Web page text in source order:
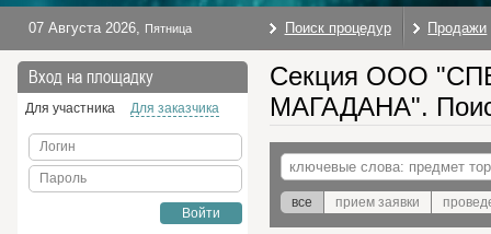
07 Августа 2026, Пятница Поиск процедур Продажи
Вход на площадку
Для участника Для заказчика
Логин
Пароль
Войти
Секция ООО
МАГАДАНА".
все прием заявки